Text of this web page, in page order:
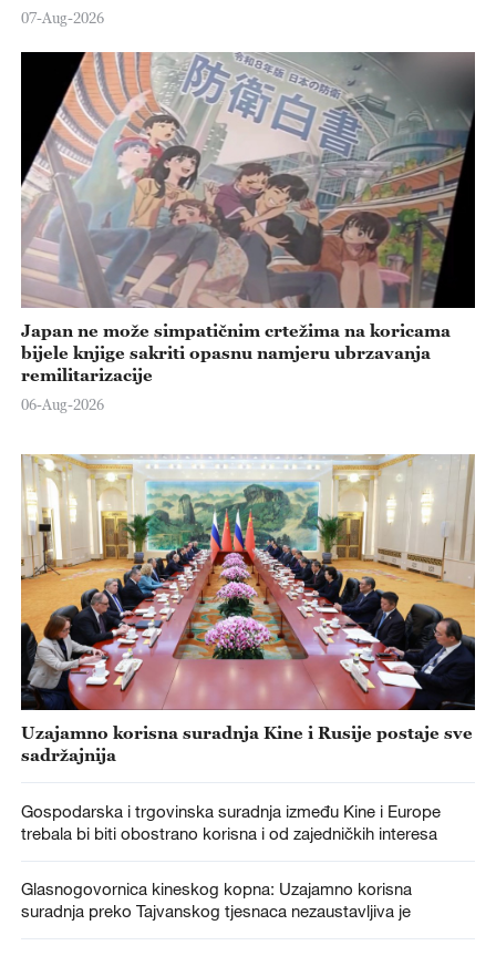
07-Aug-2026
Japan ne može simpatičnim crtežima na koricama
bijele knjige sakriti opasnu namjeru ubrzavanja
remilitarizacije
06-Aug-2026
Uzajamno korisna suradnja Kine i Rusije postaje sve
sadržajnija
Gospodarska i trgovinska suradnja između Kine i Europe
trebala bi biti obostrano korisna i od zajedničkih interesa
Glasnogovornica kineskog kopna: Uzajamno korisna
suradnja preko Tajvanskog tjesnaca nezaustavljiva je